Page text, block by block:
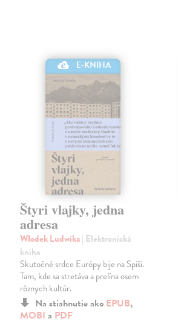
E-KNIHA
Štyri vlajky, jedna
adresa
Włodek Ludwika| Elektronická
kniha
Skutočné srdce Európy bije na Spiši.
Tam, kde sa stretáva a prelína osem
rôznych kultúr.
Na stiahnutie ako EPUB,
MOBI a PDF